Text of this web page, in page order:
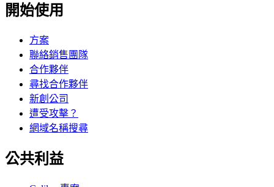
開始使用
方案
聯絡銷售團隊
合作夥伴
尋找合作夥伴
新創公司
遭受攻擊？
網域名稱搜尋
公共利益